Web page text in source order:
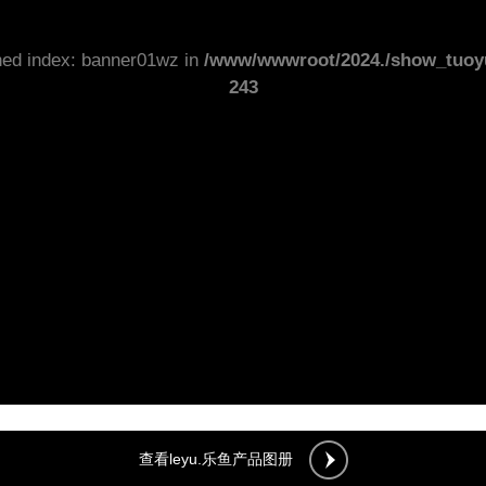
index: banner01wz in /www/wwwroot/2024./
243
查看leyu.乐鱼产品图册